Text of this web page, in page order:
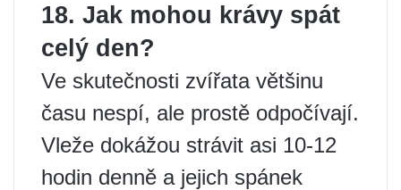
18. Jak mohou krávy spát
celý den?
Ve skutečnosti zvířata většinu
času nespí, ale prostě odpočívají.
Vleže dokážou strávit asi 10-12
hodin denně a jejich spánek